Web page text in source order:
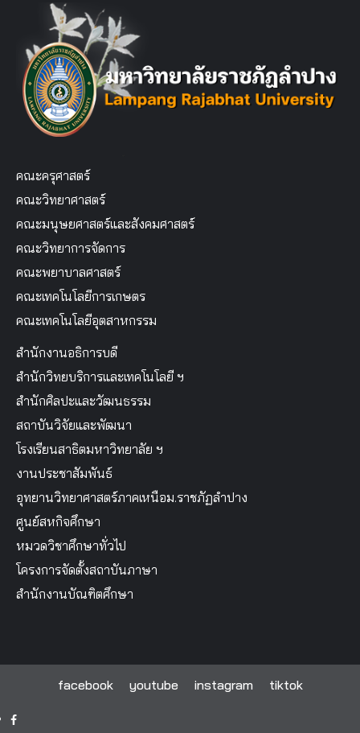
คณะครุศาสตร์
คณะวิทยาศาสตร์
คณะมนุษยศาสตร์และสังคมศาสตร์
คณะวิทยาการจัดการ
คณะพยาบาลศาสตร์
คณะเทคโนโลยีการเกษตร
คณะเทคโนโลยีอุตสาหกรรม
สำนักงานอธิการบดี
สำนักวิทยบริการและเทคโนโลยี ฯ
สำนักศิลปะและวัฒนธรรม
สถาบันวิจัยและพัฒนา
โรงเรียนสาธิตมหาวิทยาลัย ฯ
งานประชาสัมพันธ์
อุทยานวิทยาศาสตร์ภาคเหนือม.ราชภัฏลำปาง
ศูนย์สหกิจศึกษา
หมวดวิชาศึกษาทั่วไป
โครงการจัดตั้งสถาบันภาษา
สำนักงานบัณฑิตศึกษา
facebook youtube instagram tiktok
facebook